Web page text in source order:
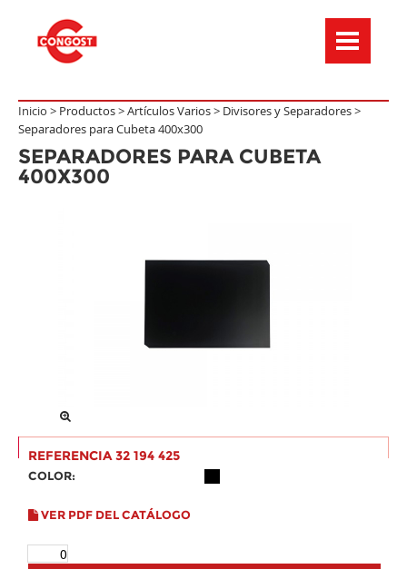
Inicio > Productos>Artículos Varios> Divisores y Separadores>
Separadores para Cubeta 400x300
SEPARADORES PARA CUBETA
400X300
REFERENCIA 32 194 425
COLOR:
VER PDF DEL CATÁLOGO